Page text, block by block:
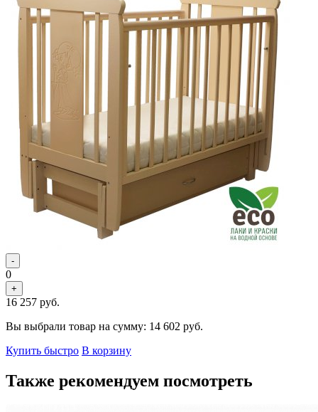
-
0
+
16 257 руб.
Вы выбрали товар на сумму: 14 602 руб.
Купить быстро В корзину
Также рекомендуем посмотреть